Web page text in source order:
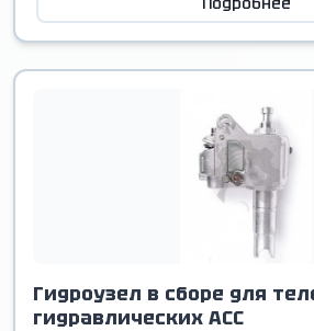
Гидроузел в сборе для
гидравлических АСС